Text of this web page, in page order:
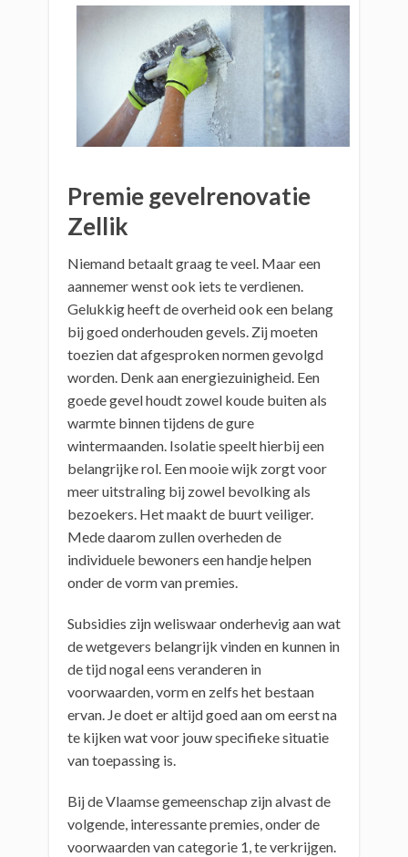
Premie gevelrenovatie
Zellik
Niemand betaalt graag te veel. Maar een
aannemer wenst ook iets te verdienen.
Gelukkig heeft de overheid ook een belang
bij goed onderhouden gevels. Zij moeten
toezien dat afgesproken normen gevolgd
worden. Denk aan energiezuinigheid. Een
goede gevel houdt zowel koude buiten als
warmte binnen tijdens de gure
wintermaanden. Isolatie speelt hierbij een
belangrijke rol. Een mooie wijk zorgt voor
meer uitstraling bij zowel bevolking als
bezoekers. Het maakt de buurt veiliger.
Mede daarom zullen overheden de
individuele bewoners een handje helpen
onder de vorm van premies.
Subsidies zijn weliswaar onderhevig aan wat
de wetgevers belangrijk vinden en kunnen in
de tijd nogal eens veranderen in
voorwaarden, vorm en zelfs het bestaan
ervan. Je doet er altijd goed aan om eerst na
te kijken wat voor jouw specifieke situatie
van toepassing is.
Bij de Vlaamse gemeenschap zijn alvast de
volgende, interessante premies, onder de
voorwaarden van categorie 1, te verkrijgen.